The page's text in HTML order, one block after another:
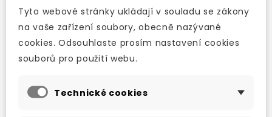
comes a warm and touching story that is sure
to comfort all little bears before bedtime. On
the first night of winter, Little Miss Bear will not
go to sleep. She simply refuses. "Winter is for
sleep, all winter long." But all winter long is
Tyto webové stránky ukládají v souladu se zákony
na vaše zařízení soubory, obecně nazývané
cookies. Odsouhlaste prosím nastavení cookies
souborů pro použití webu.
Technické cookies